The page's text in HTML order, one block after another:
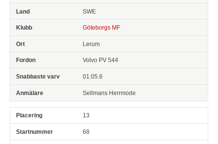
SWE
Göteborgs MF
Lerum
Volvo PV 544
01:05.6
Sellmans Herrmode
13
68